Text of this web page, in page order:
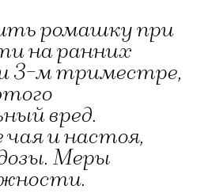
ромашку при
на ранних
и 3-м триместре,
вред.
и настоя,
Меры